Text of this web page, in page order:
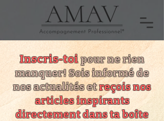
Inscris-toipour ne rien
manquer! Sois informé de
nos actualités etreçois nos
articles inspirants
directement dans ta boîte